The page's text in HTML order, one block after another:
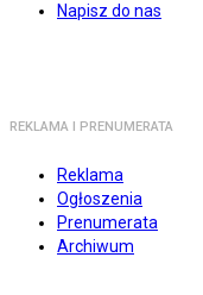
Napisz do nas
REKLAMA I PRENUMERATA
Reklama
Ogłoszenia
Prenumerata
Archiwum